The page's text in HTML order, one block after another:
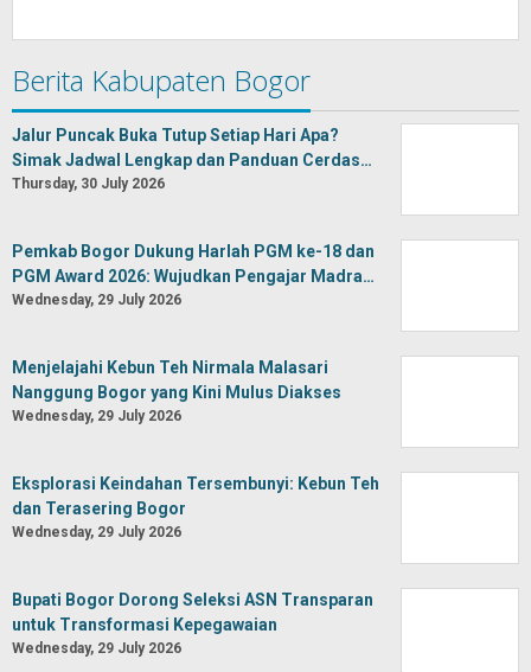
Berita Kabupaten Bogor
Jalur Puncak Buka Tutup Setiap Hari Apa?
Simak Jadwal Lengkap dan Panduan Cerdas…
Thursday, 30 July 2026
Pemkab Bogor Dukung Harlah PGM ke-18 dan
PGM Award 2026: Wujudkan Pengajar Madra…
Wednesday, 29 July 2026
Menjelajahi Kebun Teh Nirmala Malasari
Nanggung Bogor yang Kini Mulus Diakses
Wednesday, 29 July 2026
Eksplorasi Keindahan Tersembunyi: Kebun Teh
dan Terasering Bogor
Wednesday, 29 July 2026
Bupati Bogor Dorong Seleksi ASN Transparan
untuk Transformasi Kepegawaian
Wednesday, 29 July 2026